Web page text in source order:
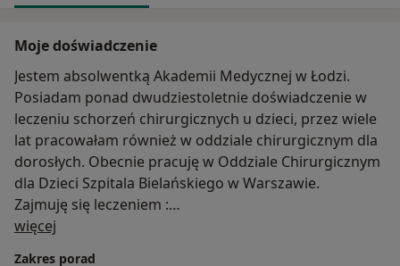
Moje doświadczenie
Jestem absolwentką Akademii Medycznej w Łodzi.
Posiadam ponad dwudziestoletnie doświadczenie w
leczeniu schorzeń chirurgicznych u dzieci, przez wiele
lat pracowałam również w oddziale chirurgicznym dla
dorosłych. Obecnie pracuję w Oddziale Chirurgicznym
dla Dzieci Szpitala Bielańskiego w Warszawie.
Zajmuję się leczeniem :
-wad wrodzonych
więcej
Zakres porad